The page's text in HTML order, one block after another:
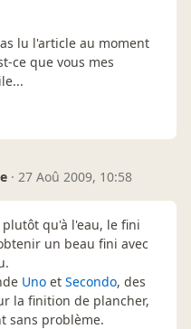
lu l'article au moment
ce que vous mes
· 27 Aoû 2009, 10:58
qu'à l'eau, le fini
un beau fini avec
Uno et Secondo, des
la finition de plancher,
sans problème.